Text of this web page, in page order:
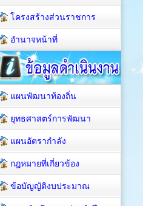
โครงสร้างส่วนราชการ
อำนาจหน้าที่
แผนพัฒนาท้องถิ่น
ยุทธศาสตร์การพัฒนา
แผนอัตรากำลัง
กฎหมายที่เกี่ยวข้อง
ข้อบัญญัติงบประมาณ